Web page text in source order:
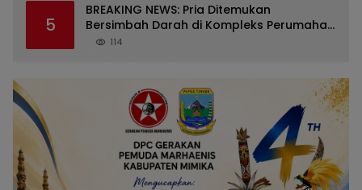
5
BREAKING NEWS: Pria Ditemukan
Bersimbah Darah di Kompleks Perumahan
RR Timika, Video Viral Gegerkan Warga
114